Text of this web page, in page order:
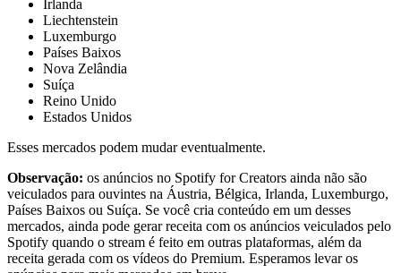
Irlanda
Liechtenstein
Luxemburgo
Países Baixos
Nova Zelândia
Suíça
Reino Unido
Estados Unidos
Esses mercados podem mudar eventualmente.
Observação: os anúncios no Spotify for Creators ainda não são
veiculados para ouvintes na Áustria, Bélgica, Irlanda, Luxemburgo,
Países Baixos ou Suíça. Se você cria conteúdo em um desses
mercados, ainda pode gerar receita com os anúncios veiculados pelo
Spotify quando o stream é feito em outras plataformas, além da
receita gerada com os vídeos do Premium. Esperamos levar os